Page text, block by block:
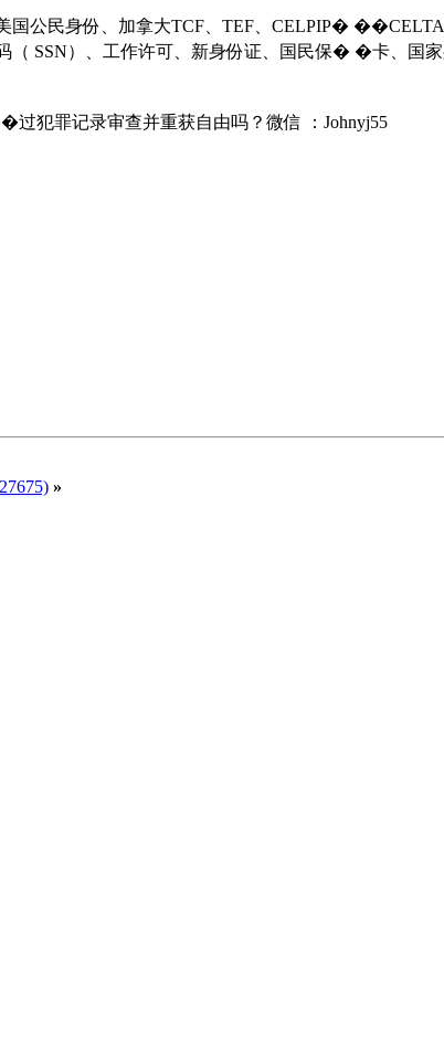
公民身份、加拿大TCF、TEF、CELPIP� ��CELTA
SSN）、工作许可、新身份证、国民保� �卡、国
犯罪记录审查并重获自由吗？微信 ：Johnyj55
»